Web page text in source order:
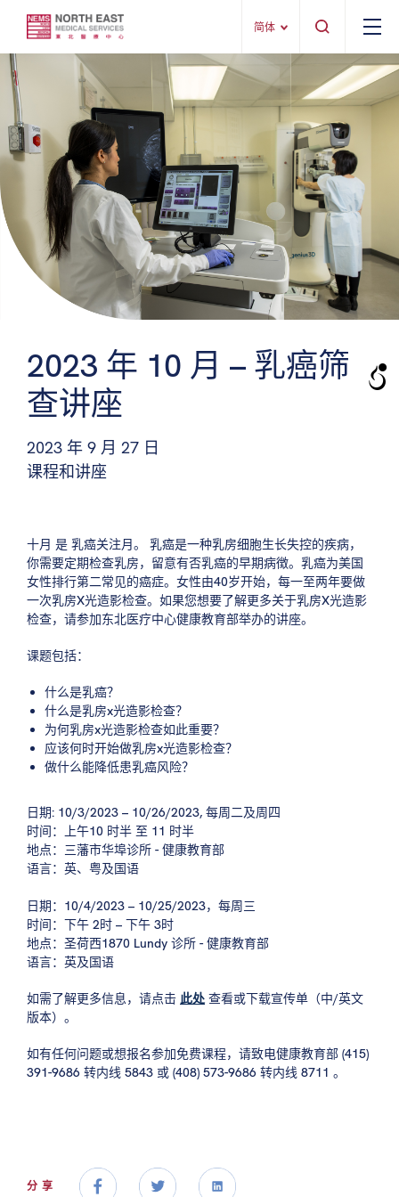
简体
2023 年 10 月 – 乳癌筛
查讲座
2023 年 9 月 27 日
课程和讲座
十月 是 乳癌关注月。
乳癌是一种乳房细胞生长失控的疾病，
你需要定期检查乳房，留意有否乳癌的早期病徴。乳癌为美国
女性排行第二常见的癌症。女性由40岁开始，每一至两年要做
一次乳房X光造影检查。如果您想要了解更多关于乳房X光造影
检查，请参加东北医疗中心健康教育部举办的讲座。
课题包括：
什么是乳癌？
什么是乳房x光造影检查？
为何乳房x光造影检查如此重要？
应该何时开始做乳房x光造影检查？
做什么能降低患乳癌风险？
日期: 10/3/2023 – 10/26/2023, 每周二及周四
时间：上午10 时半 至 11 时半
地点：三藩市华埠诊所 - 健康教育部
语言：英、粤及国语
日期：10/4/2023 – 10/25/2023，每周三
时间：下午 2时 – 下午 3时
地点：圣荷西1870 Lundy 诊所 - 健康教育部
语言：英及国语
如需了解更多信息，请点击 此处查看或下载宣传单（中/英文
版本）。
如有任何问题或想报名参加免费课程，请致电健康教育部 (415)
391-9686 转内线 5843 或 (408) 573-9686 转内线 8711 。
分享